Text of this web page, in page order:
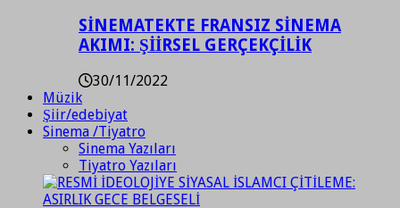
SİNEMATEKTE FRANSIZ SİNEMA
AKIMI: ŞİİRSEL GERÇEKÇİLİK
30/11/2022
Müzik
Şiir/edebiyat
Sinema /Tiyatro
Sinema Yazıları
Tiyatro Yazıları